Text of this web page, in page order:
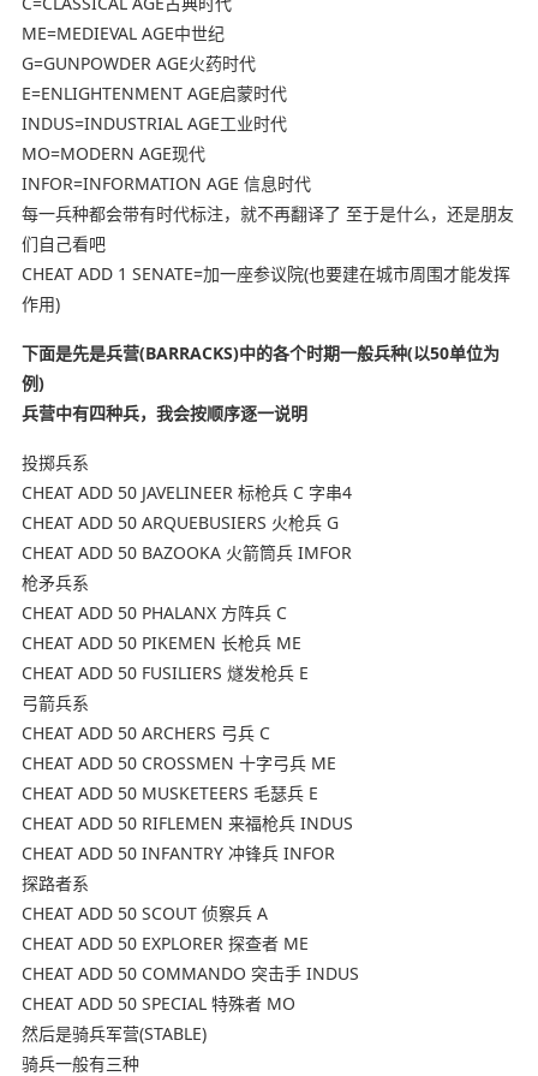
ME=MEDIEVAL AGE中世纪
G=GUNPOWDER AGE火药时代
E=ENLIGHTENMENT AGE启蒙时代
INDUS=INDUSTRIAL AGE工业时代
MO=MODERN AGE现代
INFOR=INFORMATION AGE 信息时代
每一兵种都会带有时代标注，就不再翻译了 至于是什么，还是朋友
们自己看吧
CHEAT ADD 1 SENATE=加一座参议院(也要建在城市周围才能发挥
作用)
下面是先是兵营(BARRACKS)中的各个时期一般兵种(以50单位为
例)
兵营中有四种兵，我会按顺序逐一说明
投掷兵系
CHEAT ADD 50 JAVELINEER 标枪兵 C 字串4
CHEAT ADD 50 ARQUEBUSIERS 火枪兵 G
CHEAT ADD 50 BAZOOKA 火箭筒兵 IMFOR
枪矛兵系
CHEAT ADD 50 PHALANX 方阵兵 C
CHEAT ADD 50 PIKEMEN 长枪兵 ME
CHEAT ADD 50 FUSILIERS 燧发枪兵 E
弓箭兵系
CHEAT ADD 50 ARCHERS 弓兵 C
CHEAT ADD 50 CROSSMEN 十字弓兵 ME
CHEAT ADD 50 MUSKETEERS 毛瑟兵 E
CHEAT ADD 50 RIFLEMEN 来福枪兵 INDUS
CHEAT ADD 50 INFANTRY 冲锋兵 INFOR
探路者系
CHEAT ADD 50 SCOUT 侦察兵 A
CHEAT ADD 50 EXPLORER 探查者 ME
CHEAT ADD 50 COMMANDO 突击手 INDUS
CHEAT ADD 50 SPECIAL 特殊者 MO
然后是骑兵军营(STABLE)
骑兵一般有三种